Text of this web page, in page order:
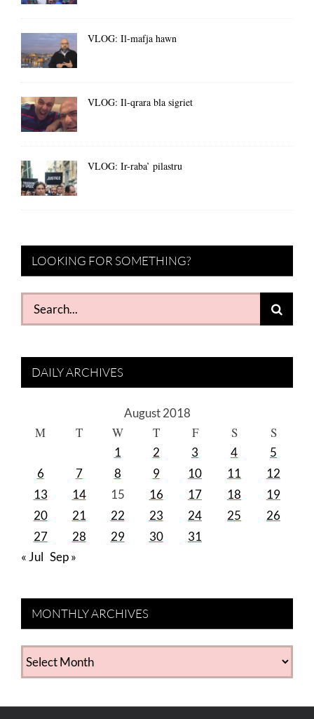
VLOG: Il-mafja hawn
VLOG: Il-qrara bla sigriet
VLOG: Ir-raba’ pilastru
LOOKING FOR SOMETHING?
Search
for:
DAILY ARCHIVES
August 2018
M T W T F S S
1 2 3 4
5
6
7 8 9 10 11
12
13
14 15 16 17 18
19
20
21 22 23 24 25
26
27
28 29 30
31
« Jul Sep »
MONTHLY ARCHIVES
MONTHLY
ARCHIVES